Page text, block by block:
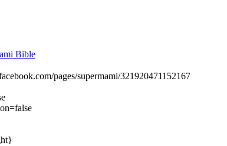
Bible
pages/supermami/321920471152167